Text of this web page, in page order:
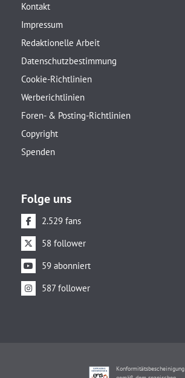
Kontakt
Impressum
Redaktionelle Arbeit
Datenschutzbestimmung
Cookie-Richtlinien
Werberichtlinien
Foren- & Posting-Richtlinien
Copyright
Spenden
Folge uns
2.529 fans
58 follower
59 abonniert
587 follower
Konformitätsbescheinigung